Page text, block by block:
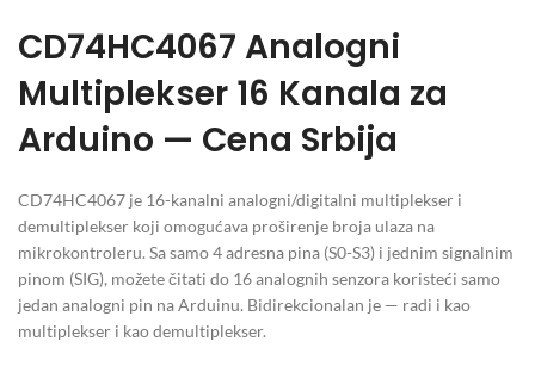
CD74HC4067 Analogni
Multiplekser 16 Kanala za
Arduino — Cena Srbija
CD74HC4067 je 16-kanalni analogni/digitalni multiplekser i
demultiplekser koji omogućava proširenje broja ulaza na
mikrokontroleru. Sa samo 4 adresna pina (S0-S3) i jednim signalnim
pinom (SIG), možete čitati do 16 analognih senzora koristeći samo
jedan analogni pin na Arduinu. Bidirekcionalan je — radi i kao
multiplekser i kao demultiplekser.